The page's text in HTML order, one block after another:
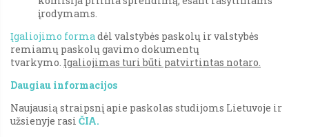
įrodymams.
Įgaliojimo formadėl valstybės paskolų ir valstybės
remiamų paskolų gavimo dokumentų
tvarkymo. Įgaliojimas turi būti patvirtintas notaro.
Daugiau informacijos
Naujausią straipsnį apie paskolas studijoms Lietuvoje ir
užsienyje rasi ČIA.